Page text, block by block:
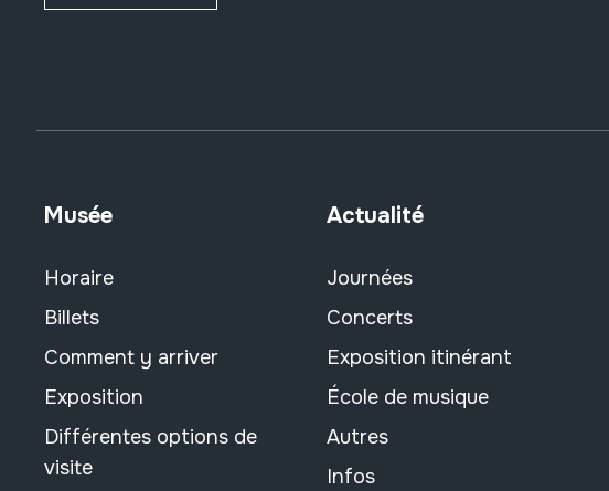
Musée
Horaire
Billets
Comment y arriver
Exposition
Différentes options de
visite
Actualité
Journées
Concerts
Exposition itinérant
École de musique
Autres
Infos